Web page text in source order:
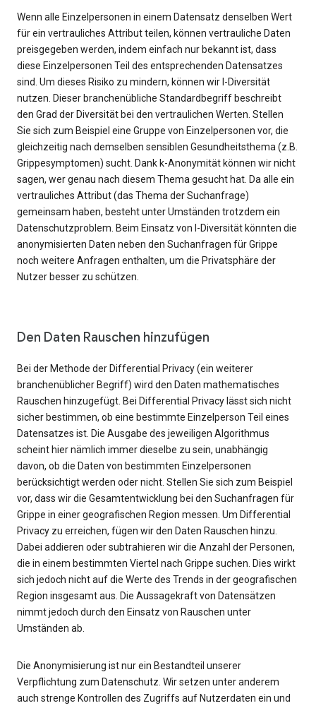
Wenn alle Einzelpersonen in einem Datensatz denselben Wert
für ein vertrauliches Attribut teilen, können vertrauliche Daten
preisgegeben werden, indem einfach nur bekannt ist, dass
diese Einzelpersonen Teil des entsprechenden Datensatzes
sind. Um dieses Risiko zu mindern, können wir l-Diversität
nutzen. Dieser branchenübliche Standardbegriff beschreibt
den Grad der Diversität bei den vertraulichen Werten. Stellen
Sie sich zum Beispiel eine Gruppe von Einzelpersonen vor, die
gleichzeitig nach demselben sensiblen Gesundheitsthema (z.B.
Grippesymptomen) sucht. Dank k-Anonymität können wir nicht
sagen, wer genau nach diesem Thema gesucht hat. Da alle ein
vertrauliches Attribut (das Thema der Suchanfrage)
gemeinsam haben, besteht unter Umständen trotzdem ein
Datenschutzproblem. Beim Einsatz von l-Diversität könnten die
anonymisierten Daten neben den Suchanfragen für Grippe
noch weitere Anfragen enthalten, um die Privatsphäre der
Nutzer besser zu schützen.
Den Daten Rauschen hinzufügen
Bei der Methode der Differential Privacy (ein weiterer
branchenüblicher Begriff) wird den Daten mathematisches
Rauschen hinzugefügt. Bei Differential Privacy lässt sich nicht
sicher bestimmen, ob eine bestimmte Einzelperson Teil eines
Datensatzes ist. Die Ausgabe des jeweiligen Algorithmus
scheint hier nämlich immer dieselbe zu sein, unabhängig
davon, ob die Daten von bestimmten Einzelpersonen
berücksichtigt werden oder nicht. Stellen Sie sich zum Beispiel
vor, dass wir die Gesamtentwicklung bei den Suchanfragen für
Grippe in einer geografischen Region messen. Um Differential
Privacy zu erreichen, fügen wir den Daten Rauschen hinzu.
Dabei addieren oder subtrahieren wir die Anzahl der Personen,
die in einem bestimmten Viertel nach Grippe suchen. Dies wirkt
sich jedoch nicht auf die Werte des Trends in der geografischen
Region insgesamt aus. Die Aussagekraft von Datensätzen
nimmt jedoch durch den Einsatz von Rauschen unter
Umständen ab.
Die Anonymisierung ist nur ein Bestandteil unserer
Verpflichtung zum Datenschutz. Wir setzen unter anderem
auch strenge Kontrollen des Zugriffs auf Nutzerdaten ein und